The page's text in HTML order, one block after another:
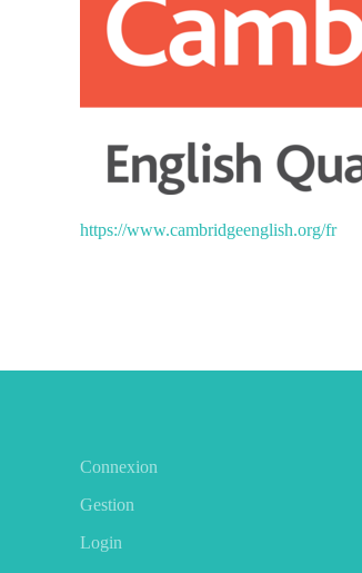
https://www.cambridgeenglish.org/fr
Connexion
Gestion
Login